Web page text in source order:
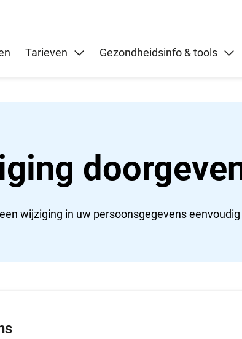
Tarieven Gezondheidsinfo & tools
wijziging in uw persoonsgegevens